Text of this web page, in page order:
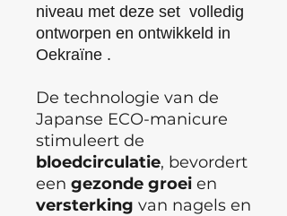
niveau met deze set volledig
ontworpen en ontwikkeld in
Oekraïne .
De technologie van de
Japanse ECO-manicure
stimuleert de
bloedcirculatie, bevordert
een gezonde groei en
versterking van nagels en